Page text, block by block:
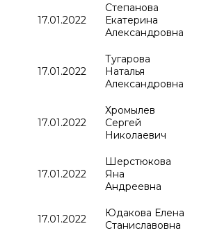
17.01.2022
Степанова
Екатерина
Александровна
17.01.2022
Тугарова
Наталья
Александровна
17.01.2022
Хромылев
Сергей
Николаевич
17.01.2022
Шерстюкова
Яна
Андреевна
17.01.2022
Юдакова Елена
Станиславовна